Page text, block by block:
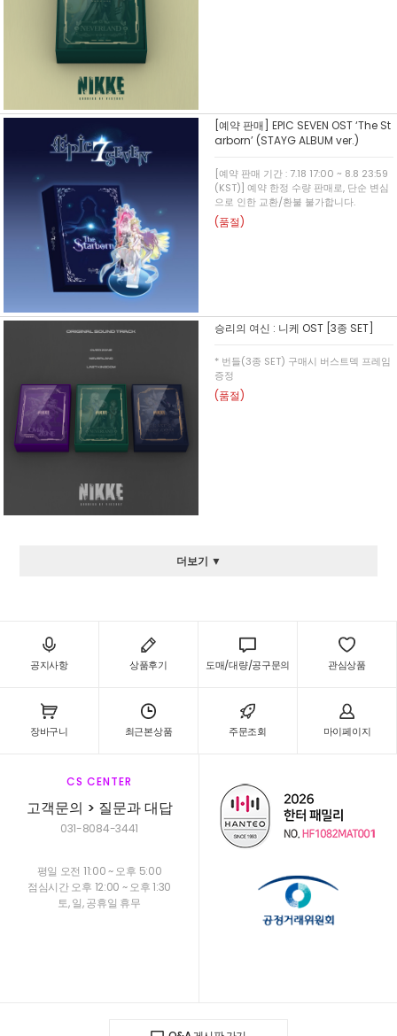
[예약 판매] EPIC SEVEN OST ‘The St
arborn’ (STAYG ALBUM ver.)
[예약 판매 기간 : 7.18 17:00 ~ 8.8 23:59
(KST)] 예약 한정 수량 판매로, 단순 변심
으로 인한 교환/환불 불가합니다.
(품절)
승리의 여신 : 니케 OST [3종 SET]
* 번들(3종 SET) 구매시 버스트덱 프레임
증정
(품절)
더보기 ▼
공지사항 상품후기 도매/대량/공구문의 관심상품
장바구니 최근본상품 주문조회 마이페이지
CS CENTER
고객문의 > 질문과 대답
031-8084-3441
평일 오전 11:00 ~ 오후 5:00
점심시간 오후 12:00 ~ 오후 1:30
토, 일, 공휴일 휴무